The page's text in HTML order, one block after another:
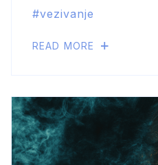
vezivanje
READ MORE